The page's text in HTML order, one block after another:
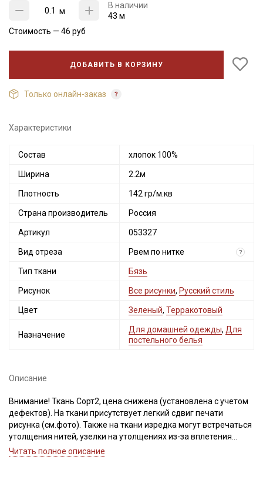
м
В наличии
43 м
Стоимость — 46 руб
ДОБАВИТЬ В КОРЗИНУ
Только онлайн-заказ
Характеристики
Состав хлопок 100%
Ширина 2.2м
Плотность 142 гр/м.кв
Страна производитель Россия
Артикул 053327
Вид отреза Рвем по нитке ?
Тип ткани Бязь
Рисунок Все рисунки, Русский стиль
Цвет Зеленый, Терракотовый
Назначение
Для домашней одежды, Для
постельного белья
Описание
Внимание! Ткань Сорт2, цена снижена (установлена с учетом
дефектов). На ткани присутствует легкий сдвиг печати
рисунка (см.фото). Также на ткани изредка могут встречаться
утолщения нитей, узелки на утолщениях из-за вплетения
толстой нити, короткие единичные вплетения нитей другого
Читать полное описание